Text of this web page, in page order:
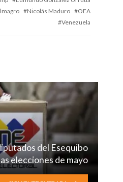
Nicolás Maduro
OEA
Venezuela
del Esequibo
elecciones de mayo